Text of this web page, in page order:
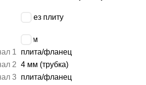
через плиту
4 мм
1
плита/фланец
2 4 мм (трубка)
3
плита/фланец